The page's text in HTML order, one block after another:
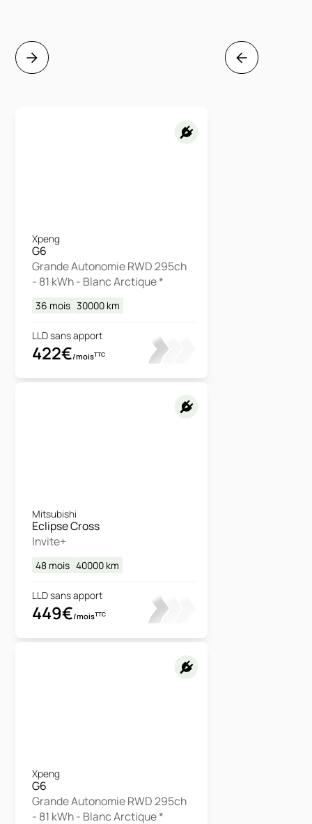
Xpeng
G6
Grande Autonomie RWD 295ch
- 81 kWh - Blanc Arctique *
36 mois 30000 km
LLD sans apport
422€/moisTTC
Mitsubishi
Eclipse Cross
Invite+
48 mois 40000 km
LLD sans apport
449€/moisTTC
Xpeng
G6
Grande Autonomie RWD 295ch
- 81 kWh - Blanc Arctique *